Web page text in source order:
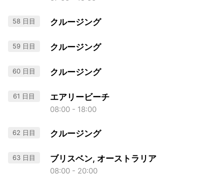
58 日目 クルージング
59 日目 クルージング
60 日目 クルージング
61 日目 エアリービーチ
08:00 - 18:00
62 日目 クルージング
63 日目 ブリスベン, オーストラリア
08:00 - 20:00